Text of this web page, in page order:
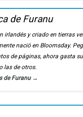
de Furanu
irlandés y criado en tierras
nació en Bloomsday.
de páginas, ahora gasta
las de otros.
de Furanu →